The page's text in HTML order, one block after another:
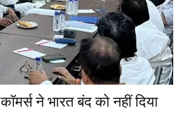
ने भारत बंद को नहीं दिया